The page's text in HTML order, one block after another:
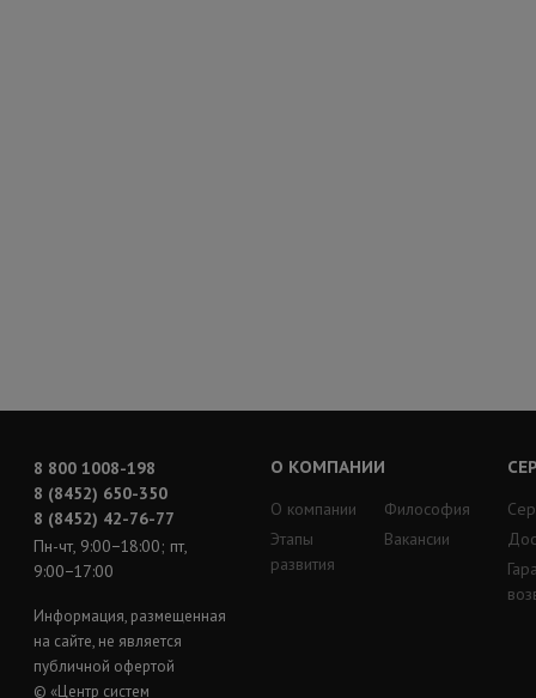
8 800 1008-198
8 (8452) 650-350
8 (8452) 42-76-77
Пн-чт, 9:00−18:00; пт,
9:00−17:00
Информация, размещенная
на сайте, не является
публичной офертой
© «Центр систем
О КОМПАНИИ
О компании
Этапы
развития
Философия
Вакансии